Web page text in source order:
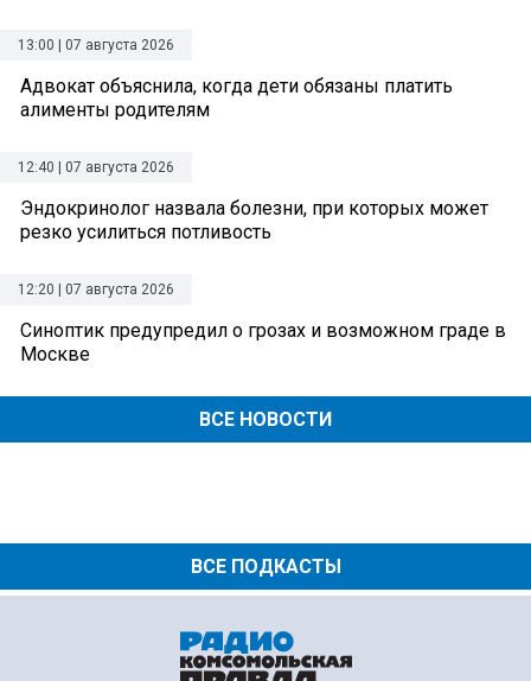
ВСЕ ПОДКАСТЫ
13:00 | 07 августа 2026
Адвокат объяснила, когда дети обязаны платить
алименты родителям
12:40 | 07 августа 2026
Эндокринолог назвала болезни, при которых может
резко усилиться потливость
12:20 | 07 августа 2026
Синоптик предупредил о грозах и возможном граде в
Москве
ВСЕ НОВОСТИ